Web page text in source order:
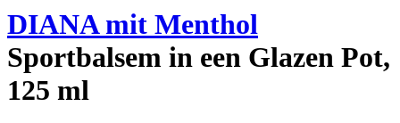
DIANA mit Menthol
Sportbalsem in een Glazen Pot,
125 ml